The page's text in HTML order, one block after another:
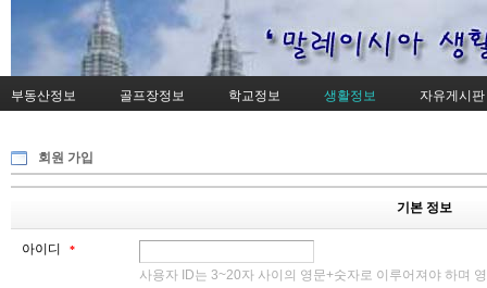
부동산정보 골프장정보 학교정보 생활정보 자유게시판
회원 가입
기본 정보
아이디 *
사용자 ID는 3~20자 사이의 영문+숫자로 이루어져야 하며